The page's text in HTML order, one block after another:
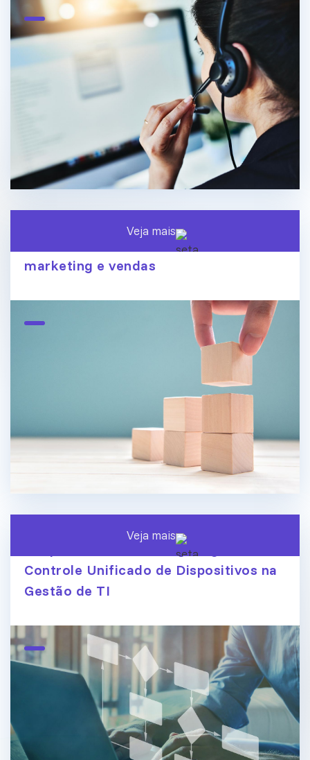
O fim dos silos de dados: conecte
marketing e vendas
Veja mais
Endpoint Central ManageEngine:
Controle Unificado de Dispositivos na
Gestão de TI
Veja mais